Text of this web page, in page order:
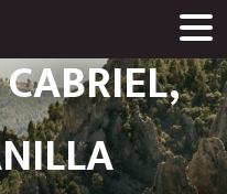
de
Diputación